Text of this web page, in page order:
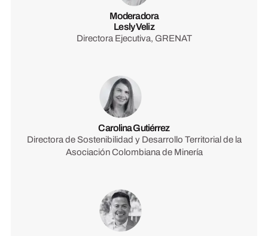
Moderadora
Lesly Veliz
Directora Ejecutiva, GRENAT
Carolina Gutiérrez
Directora de Sostenibilidad y Desarrollo Territorial de la
Asociación Colombiana de Minería